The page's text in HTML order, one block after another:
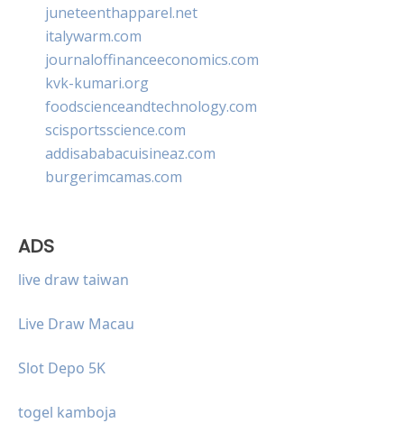
juneteenthapparel.net
italywarm.com
journaloffinanceeconomics.com
kvk-kumari.org
foodscienceandtechnology.com
scisportsscience.com
addisababacuisineaz.com
burgerimcamas.com
ADS
live draw taiwan
Live Draw Macau
Slot Depo 5K
togel kamboja